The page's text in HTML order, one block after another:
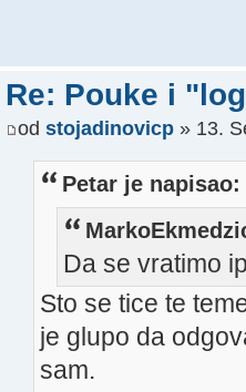
Re: Pouke i
od stojadinovicp» 13.
Petar je napisao:
Da se vratimo
Sto se tice te
je glupo da
sam.